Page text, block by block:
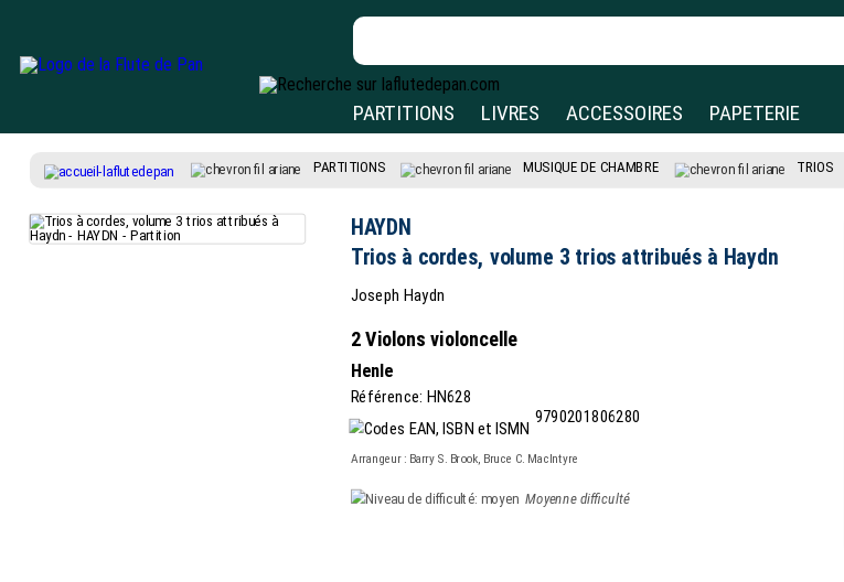
PARTITIONS LIVRES ACCESSOIRES PAPETERIE
PARTITIONS MUSIQUE DE CHAMBRE TRIOS
HAYDN
Trios à cordes, volume 3 trios attribués à Haydn
Joseph Haydn
2 Violons violoncelle
Henle
Référence: HN628
9790201806280
Arrangeur : Barry S. Brook, Bruce C. MacIntyre
Moyenne difficulté